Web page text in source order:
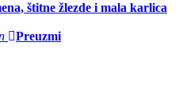
štitne žlezde i mala karlica
Preuzmi